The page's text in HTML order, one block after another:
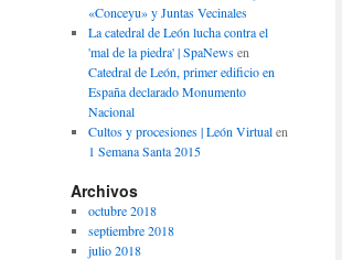
«Conceyu» y Juntas Vecinales
La catedral de León lucha contra el
'mal de la piedra' | SpaNewsen
Catedral de León, primer edificio en
España declarado Monumento
Nacional
Cultos y procesiones | León Virtualen
1 Semana Santa 2015
Archivos
octubre 2018
septiembre 2018
julio 2018